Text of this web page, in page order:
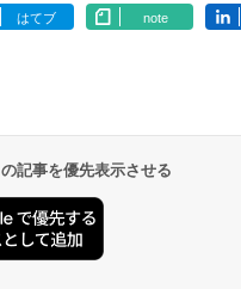
はてブ note
記事を優先表示させる